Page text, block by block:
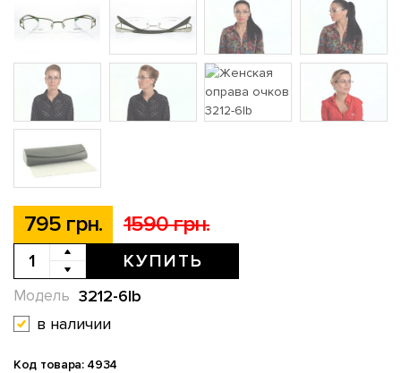
795 грн. 1590 грн.
КУПИТЬ
3212-6lb
Модель
в наличии
Код товара: 4934